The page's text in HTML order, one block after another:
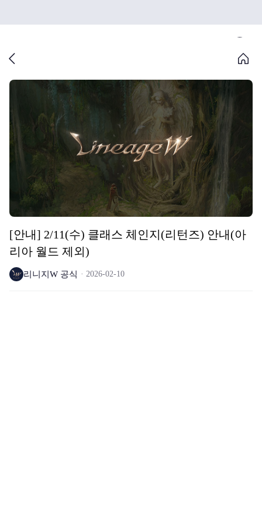
[안내] 2/11(수) 클래스 체인지(리턴즈) 안내(아
리아 월드 제외)
리니지W 공식 2026-02-10